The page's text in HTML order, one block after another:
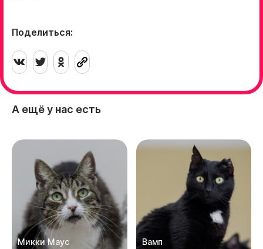
Поделиться:
А ещё у нас есть
Микки Маус Вамп